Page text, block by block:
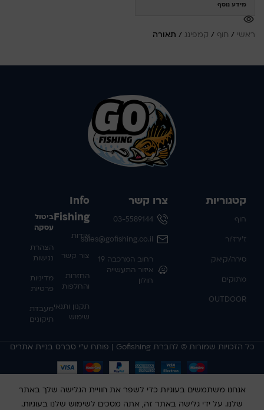
מידע נוסף
ראשי / חוף / קמפינג / תאורה
Info
Fishing
אודות
צור קשר
החזרות
והחלפות
תקנון ותנאי
שימוש
ביטול
עסקה
הצהרת
נגישות
מדיניות
פרטיות
מעבדת
תיקונים
קטגוריות
חוף
ז'ירז'ור
סירה/קיאק
מתוקים
OUTDOOR
צרו קשר
03-5589144
sales@gofishing.co.il
רחוב המרכבה 19
איזור התעשייה
חולון
כל הזכויות שמורות © לחברת Gofishing | פותח ע״י סברס בניית אתרים
אנחנו משתמשים בעוגיות כדי לשפר את חוויית הגלישה שלך באתר
שלנו. על ידי גלישה באתר זה, אתה מסכים לשימוש שלנו בעוגיות.